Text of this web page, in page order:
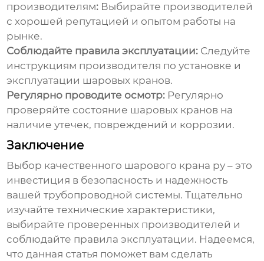
производителям: Выбирайте производителей
с хорошей репутацией и опытом работы на
рынке.
Соблюдайте правила эксплуатации: Следуйте
инструкциям производителя по установке и
эксплуатации шаровых кранов.
Регулярно проводите осмотр: Регулярно
проверяйте состояние шаровых кранов на
наличие утечек, повреждений и коррозии.
Заключение
Выбор качественного шарового крана ру – это
инвестиция в безопасность и надежность
вашей трубопроводной системы. Тщательно
изучайте технические характеристики,
выбирайте проверенных производителей и
соблюдайте правила эксплуатации. Надеемся,
что данная статья поможет вам сделать